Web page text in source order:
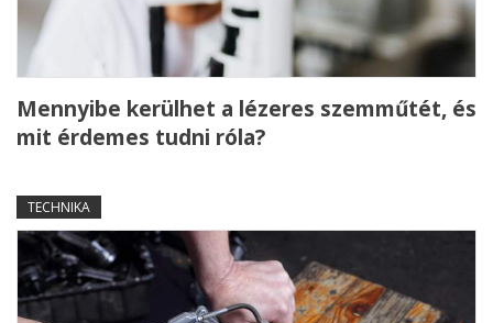
Mennyibe kerülhet a lézeres szemműtét, és
mit érdemes tudni róla?
TECHNIKA